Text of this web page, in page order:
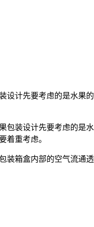
设计先要考虑的是水
包装设计先要考虑的是
着重考虑。
箱盒内部的空气流通